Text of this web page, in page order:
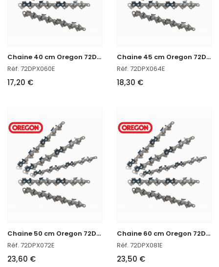
C
haine 40 cm Oregon 72DPX060E
Réf. 72DPX060E
17,20 €
C
haine 45 cm Oregon 72DPX064E
Réf. 72DPX064E
18,30 €
C
haine 50 cm Oregon 72DPX072E
Réf. 72DPX072E
23,60 €
C
haine 60 cm Oregon 72DPX081E
Réf. 72DPX081E
23,50 €